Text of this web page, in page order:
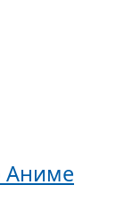
Аниме